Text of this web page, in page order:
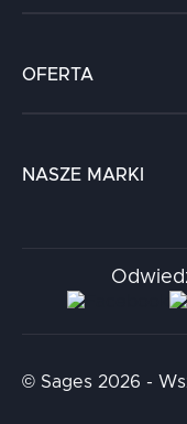
Kariera
Kontakt
OFERTA
Chatboty
NASZE MARKI
Aidapta
AI & NLP Day
© Sages 2026 -